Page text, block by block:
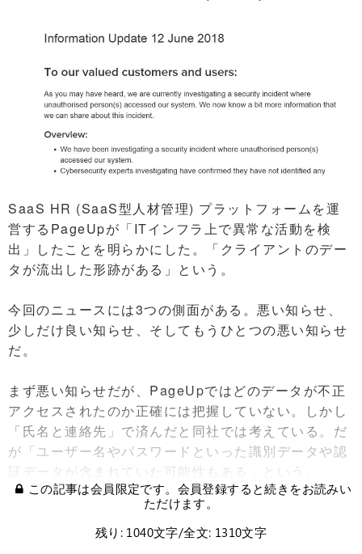
SaaS HR (SaaS型人材管理) プラットフォームを運
営するPageUpが「ITインフラ上で異常な活動を検
出」したことを明らかにした。「クライアントのデー
タが流出した形跡がある」という。
今回のニュースには3つの側面がある。悪い知らせ、
少しだけ良い知らせ、そしてもうひとつの悪い知らせ
だ。
まず悪い知らせだが、PageUpではどのデータが不正
アクセスされたのか正確には把握していない。しかし
「氏名と連絡先」で済んだと同社では考えている。だ
が「ユーザー名やパスワードといった識別データや認
証データが含まれていた可能性もある」という。
この記事は会員限定です。会員登録すると続きをお読みい
ただけます。
残り: 1040文字/全文: 1310文字